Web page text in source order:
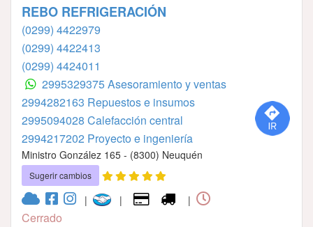
REBO REFRIGERACIÓN
(0299) 4422979
(0299) 4422413
(0299) 4424011
2995329375 Asesoramiento y ventas
2994282163⁣⁣⁣⁣⁣⁣⁣⁣⁣⁣⁣⁣⁣⁣⁣ ⁣⁣⁣⁣⁣⁣⁣⁣⁣⁣⁣⁣⁣⁣⁣Repuestos e insumos
2995094028⁣⁣⁣⁣⁣⁣⁣⁣⁣⁣⁣⁣⁣⁣⁣ Calefacción central
2994217202⁣⁣⁣⁣⁣⁣⁣⁣⁣⁣⁣⁣⁣ Proyecto e ingeniería
Ministro González 165 - (8300) Neuquén
Sugerir cambios
| | |
Cerrado